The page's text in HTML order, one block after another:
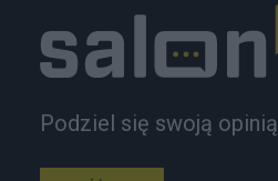
Podziel się swoją opinią